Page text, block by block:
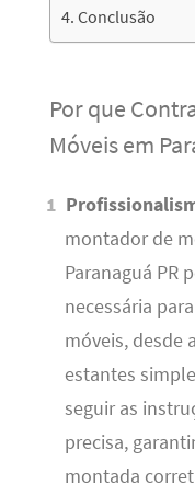
Conclusão
Por que
Móveis em
montador de
Paranaguá PR
necessária
móveis, desde
estantes
seguir as
precisa,
montada